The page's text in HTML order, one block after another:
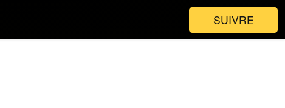
SUIVRE